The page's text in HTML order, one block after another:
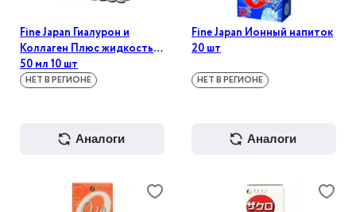
Fine Japan Гиалурон и
Коллаген Плюс жидкость
50 мл 10 шт
НЕТ В РЕГИОНЕ
аналоги
Fine Japan Ионный напиток
20 шт
НЕТ В РЕГИОНЕ
аналоги